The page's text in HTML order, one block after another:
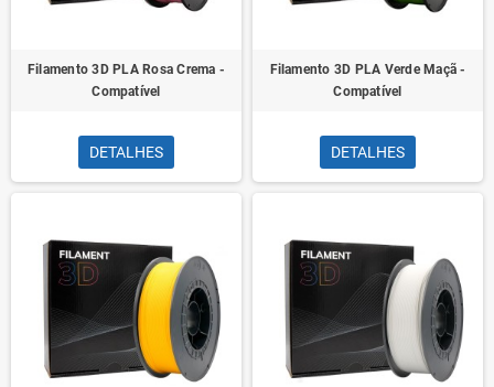
Filamento 3D PLA Rosa Crema -
Compatível
DETALHES
Filamento 3D PLA Verde Maçã -
Compatível
DETALHES